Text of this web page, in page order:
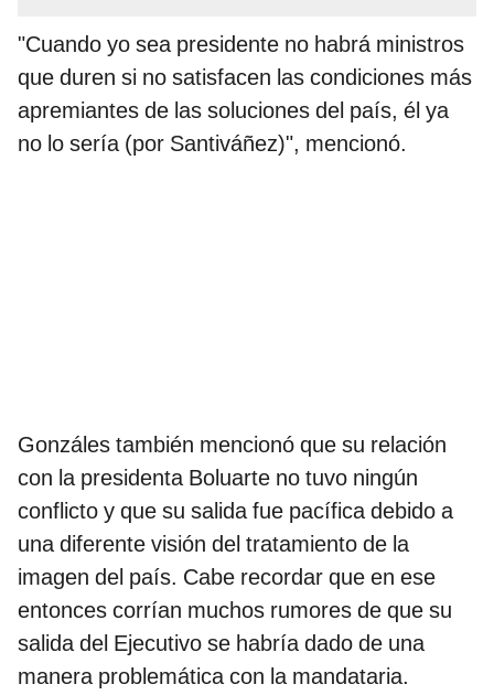
"Cuando yo sea presidente no habrá ministros
que duren si no satisfacen las condiciones más
apremiantes de las soluciones del país, él ya
no lo sería (por Santiváñez)", mencionó.
Gonzáles también mencionó que su relación
con la presidenta Boluarte no tuvo ningún
conflicto y que su salida fue pacífica debido a
una diferente visión del tratamiento de la
imagen del país. Cabe recordar que en ese
entonces corrían muchos rumores de que su
salida del Ejecutivo se habría dado de una
manera problemática con la mandataria.